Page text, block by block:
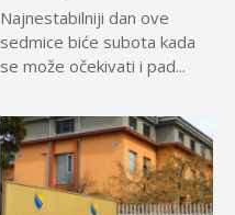
Najnestabilniji dan ove
sedmice biće subota kada
se može očekivati i pad...